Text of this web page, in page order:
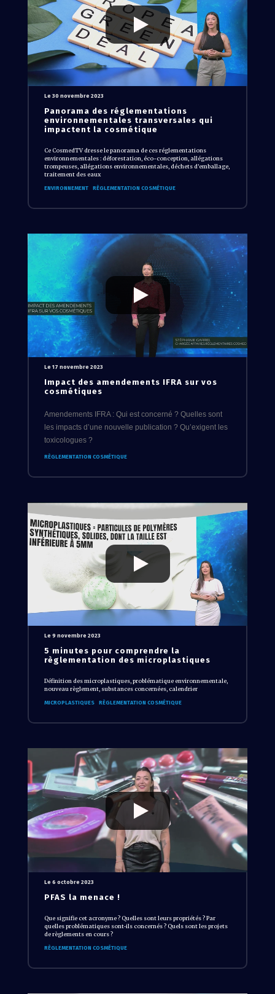
Le 30 novembre 2023
Panorama des réglementations
environnementales transversales qui
impactent la cosmétique
Ce CosmedTV dresse le panorama de ces réglementations
environnementales : déforestation, éco-conception, allégations
trompeuses, allégations environnementales, déchets d’emballage,
traitement des eaux
ENVIRONNEMENT RÈGLEMENTATION COSMÉTIQUE
Le 17 novembre 2023
Impact des amendements IFRA sur vos
cosmétiques
Amendements IFRA : Qui est concerné ? Quelles sont
les impacts d’une nouvelle publication ? Qu’exigent les
toxicologues ?
RÈGLEMENTATION COSMÉTIQUE
Le 9 novembre 2023
5 minutes pour comprendre la
règlementation des microplastiques
Définition des microplastiques, problématique environnementale,
nouveau règlement, substances concernées, calendrier
MICROPLASTIQUES RÈGLEMENTATION COSMÉTIQUE
Le 6 octobre 2023
PFAS la menace !
Que signifie cet acronyme ? Quelles sont leurs propriétés ? Par
quelles problématiques sont-ils concernés ? Quels sont les projets
de règlements en cours ?
RÈGLEMENTATION COSMÉTIQUE